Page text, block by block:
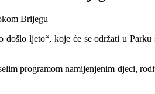
ljeto“, koje će se održati u
programom namijenjenim djeci,